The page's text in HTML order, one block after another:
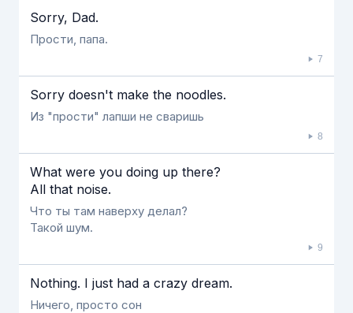
Sorry, Dad.
Прости, папа.
7
Sorry doesn't make the noodles.
Из "прости" лапши не сваришь
8
What were you doing up there?
All that noise.
Что ты там наверху делал?
Такой шум.
9
Nothing. I just had a crazy dream.
Ничего, просто сон